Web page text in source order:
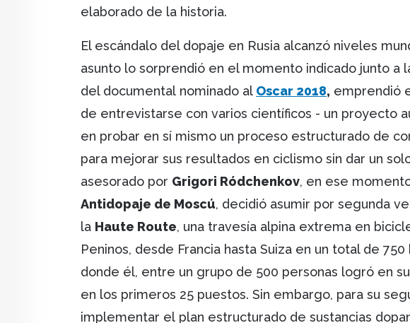
elaborado de la historia.
El escándalo del dopaje en Rusia alcanzó niveles
asunto lo sorprendió en el momento indicado junto a
del documental nominado al Oscar 2018, emprendió
de entrevistarse con varios científicos - un proyecto
en probar en sí mismo un proceso estructurado de
para mejorar sus resultados en ciclismo sin dar un
asesorado por Grigori Ródchenkov, en ese
Antidopaje de Moscú, decidió asumir por segunda
la Haute Route, una travesía alpina extrema en
Peninos, desde Francia hasta Suiza en un total de
donde él, entre un grupo de 500 personas logró en
en los primeros 25 puestos. Sin embargo, para su
implementar el plan estructurado de sustancias